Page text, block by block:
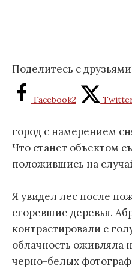
Поделитесь с
Facebook2
город с намерением
Что станет объектом
положившись на
Я увидел лес после
сгоревшие деревья.
контрастировали с
облачность оживляла
черно-белых